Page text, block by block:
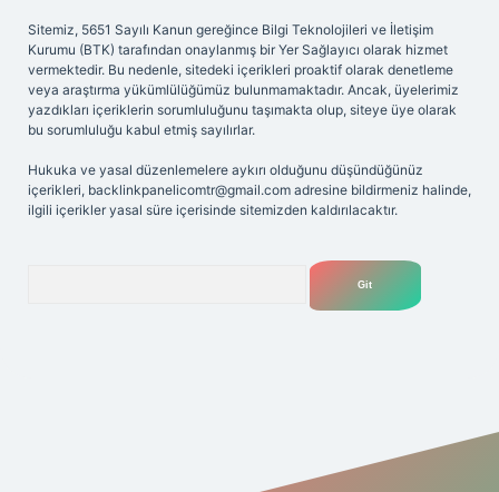
Sitemiz, 5651 Sayılı Kanun gereğince Bilgi Teknolojileri ve İletişim
Kurumu (BTK) tarafından onaylanmış bir Yer Sağlayıcı olarak hizmet
vermektedir. Bu nedenle, sitedeki içerikleri proaktif olarak denetleme
veya araştırma yükümlülüğümüz bulunmamaktadır. Ancak, üyelerimiz
yazdıkları içeriklerin sorumluluğunu taşımakta olup, siteye üye olarak
bu sorumluluğu kabul etmiş sayılırlar.
Hukuka ve yasal düzenlemelere aykırı olduğunu düşündüğünüz
içerikleri, backlinkpanelicomtr@gmail.com adresine bildirmeniz halinde,
ilgili içerikler yasal süre içerisinde sitemizden kaldırılacaktır.